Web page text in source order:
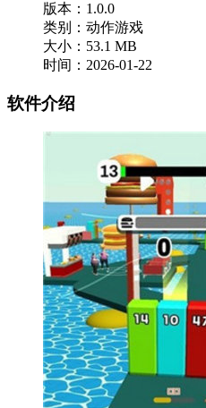
版本：1.0.0
类别：动作游戏
大小：53.1 MB
时间：2026-01-22
软件介绍